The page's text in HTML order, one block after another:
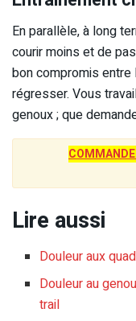
En parallèle, à long
courir moins et de
bon compromis
régresser. Vous
genoux ; que
Lire aussi
Douleur aux
Douleur au
trail